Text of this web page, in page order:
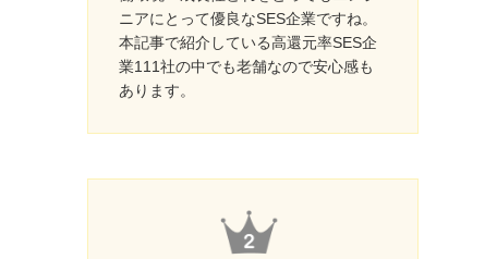
ニアにとって優良なSES企業ですね。
本記事で紹介している高還元率SES企
業111社の中でも老舗なので安心感も
あります。